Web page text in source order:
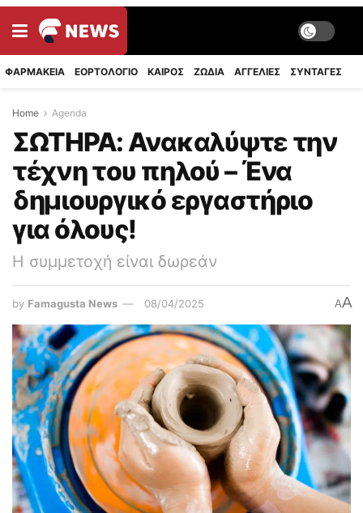
ΦΑΡΜΑΚΕΙΑ ΕΟΡΤΟΛΟΓΙΟ ΚΑΙΡΟΣ ΖΩΔΙΑ ΑΓΓΕΛΙΕΣ ΣΥΝΤΑΓΈΣ
Home Agenda
ΣΩΤΗΡΑ: Ανακαλύψτε την
τέχνη του πηλού – Ένα
δημιουργικό εργαστήριο
για όλους!
Η συμμετοχή είναι δωρεάν
by Famagusta News 08/04/2025 AA